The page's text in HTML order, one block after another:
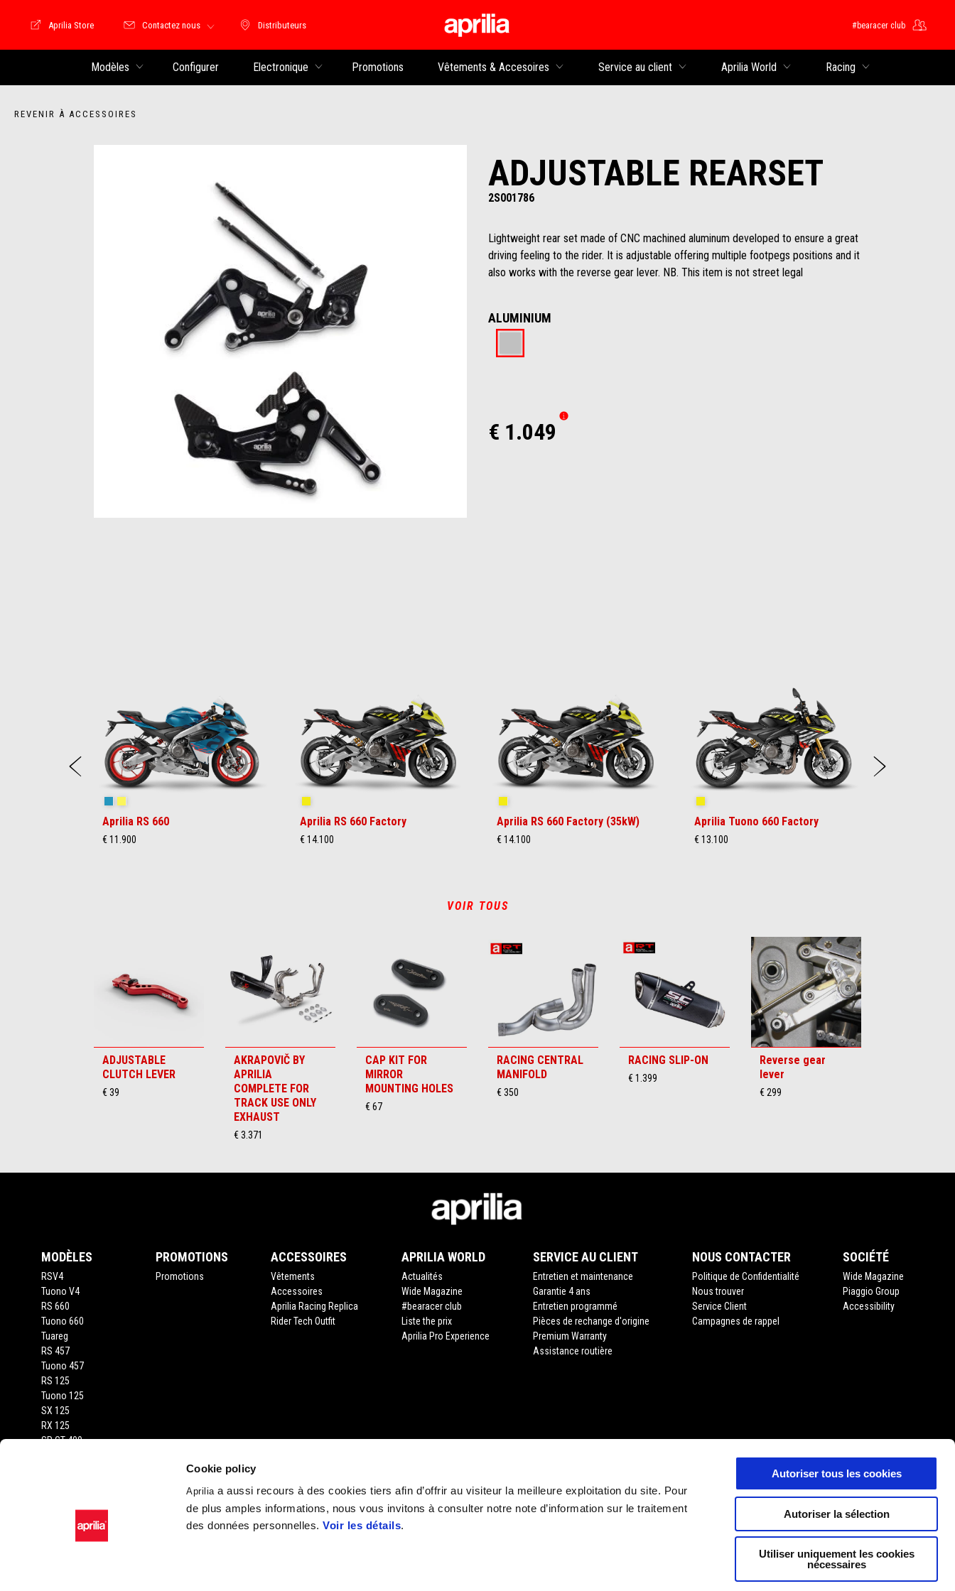
Cookie policy
Apriliaa aussi recours à des cookies tiers afin d’offrir au visiteur la meilleure exploitation du site. Pour
de plus amples informations, nous vous invitons à consulter notre note d’information sur le traitement
des données personnelles.Voir les détails.
Autoriser tous les cookies
Autoriser la sélection
Utiliser uniquement les cookies
nécessaires
Distributeurs
Distributeurs
Store Motoguzzi
Aprilia Store Contactez nous #bearacer club
Modèles Configurer Electronique Promotions Vêtements & Accesoires Service au client Aprilia World Racing
REVENIR À ACCESSOIRES
ADJUSTABLE REARSET
2S001786
Lightweight rear set made of CNC machined aluminum developed to ensure a great
driving feeling to the rider. It is adjustable offering multiple footpegs positions and it
also works with the reverse gear lever. NB. This item is not street legal
ALUMINIUM
€ 1.049
Précédent
Aprilia RS 660
€ 11.900
Aprilia RS 660 Factory
€ 14.100
Aprilia RS 660 Factory (35kW)
€ 14.100
Aprilia Tuono 660 Factory
€ 13.100
VOIR TOUS
ADJUSTABLE
CLUTCH LEVER
€ 39
AKRAPOVIČ BY
APRILIA
COMPLETE FOR
TRACK USE ONLY
EXHAUST
€ 3.371
CAP KIT FOR
MIRROR
MOUNTING HOLES
€ 67
RACING CENTRAL
MANIFOLD
€ 350
RACING SLIP-ON
€ 1.399
Reverse gear
lever
€ 299
MODÈLES
RSV4
Tuono V4
RS 660
Tuono 660
Tuareg
RS 457
Tuono 457
RS 125
Tuono 125
SX 125
RX 125
SR GT 400
PROMOTIONS
Promotions
ACCESSOIRES
Vêtements
Accessoires
Aprilia Racing Replica
Rider Tech Outfit
APRILIA WORLD
Actualités
Wide Magazine
#bearacer club
Liste the prix
Aprilia Pro Experience
SERVICE AU CLIENT
Entretien et maintenance
Garantie 4 ans
Entretien programmé
Pièces de rechange d'origine
Premium Warranty
Assistance routière
NOUS CONTACTER
Politique de Confidentialité
Nous trouver
Service Client
Campagnes de rappel
SOCIÉTÉ
Wide Magazine
Piaggio Group
Accessibility